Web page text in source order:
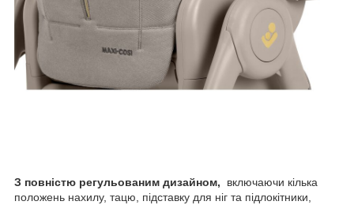
З повністю регульованим дизайном, включаючи кілька
положень нахилу, тацю, підставку для ніг та підлокітники,